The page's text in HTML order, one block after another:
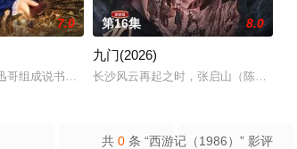
推向不死不休的对立绝境。而他们不知，对方
背叛。她从恨意中涅槃重生，借私生女桑落的身份入住
7.0
哥组成说书班子，偶遇“白天人住屋，晚上鬼占房”的阴
第16集 8.0
九门(2026)
长沙风云再起之时，张启山（陈伟霆
共 0 条 “西游记（1986）” 影评